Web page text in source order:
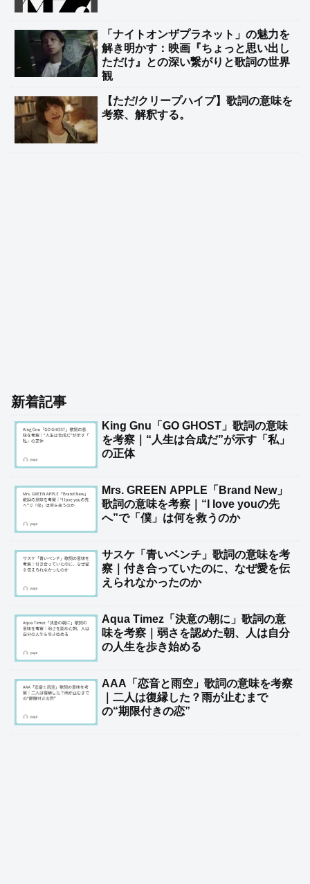
「ナイトオンザプラネット」の魅力を
解き明かす：映画『ちょっと思い出し
ただけ』との深い繋がりと歌詞の世界
観
【ただ/クリープハイプ】歌詞の意味を
考察、解釈する。
新着記事
King Gnu「GO GHOST」歌詞の意味
を考察｜“人生は合成だ”が示す「私」
の正体
Mrs. GREEN APPLE「Brand New」
歌詞の意味を考察｜“I love youの先
へ”で「僕」は何を救うのか
サスケ「青いベンチ」歌詞の意味を考
察｜付き合っていたのに、なぜ愛を伝
えられなかったのか
Aqua Timez「決意の朝に」歌詞の意
味を考察｜弱さを認めた朝、人は自分
の人生を歩き始める
AAA「恋音と雨空」歌詞の意味を考察
｜二人は復縁した？雨が止むまで
の“期限付きの恋”